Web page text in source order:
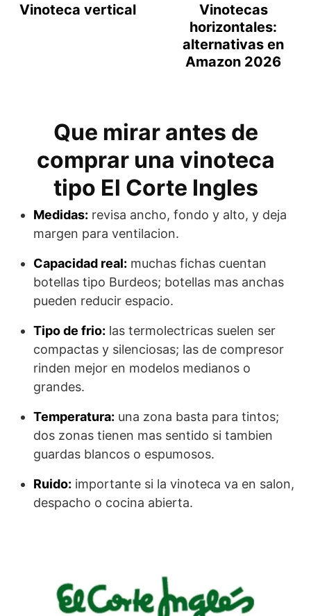
Vinoteca vertical
Vinotecas
horizontales:
alternativas en
Amazon 2026
Que mirar antes de
comprar una vinoteca
tipo El Corte Ingles
Medidas: revisa ancho, fondo y alto, y deja
margen para ventilacion.
Capacidad real: muchas fichas cuentan
botellas tipo Burdeos; botellas mas anchas
pueden reducir espacio.
Tipo de frio: las termolectricas suelen ser
compactas y silenciosas; las de compresor
rinden mejor en modelos medianos o
grandes.
Temperatura: una zona basta para tintos;
dos zonas tienen mas sentido si tambien
guardas blancos o espumosos.
Ruido: importante si la vinoteca va en salon,
despacho o cocina abierta.